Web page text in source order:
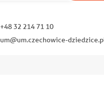
+48 32 214 71 10
um@um.czechowice-